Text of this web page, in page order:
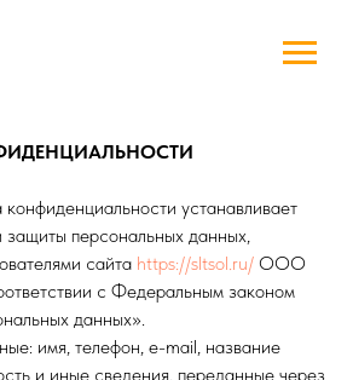
устанавливает
защиты персональных данных,
сайта https://sltsol.ru/ ООО
с Федеральным законом
данных».
имя, телефон, e-mail, название
и иные сведения, переданные через